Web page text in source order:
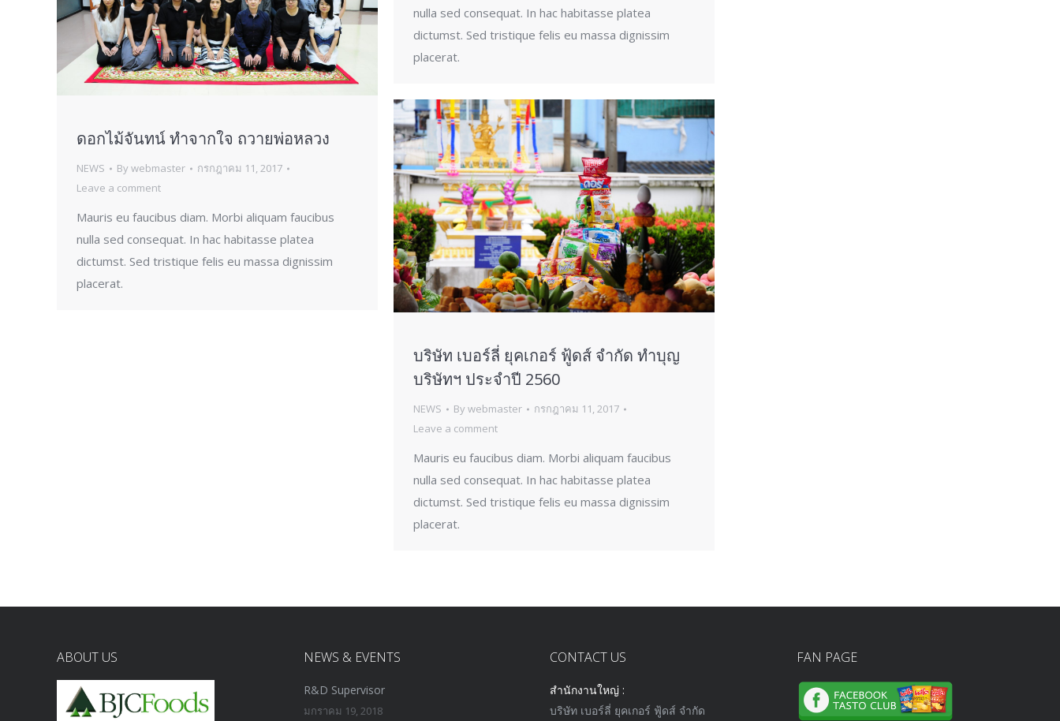
nulla sed consequat. In hac habitasse platea
dictumst. Sed tristique felis eu massa dignissim
placerat.
ดอกไม้จันทน์ ทำจากใจ ถวายพ่อหลวง
NEWS Bywebmaster
กรกฎาคม 11, 2017
Leave a comment
Mauris eu faucibus diam. Morbi aliquam faucibus
nulla sed consequat. In hac habitasse platea
dictumst. Sed tristique felis eu massa dignissim
placerat.
บริษัท เบอร์ลี่ ยุคเกอร์ ฟู้ดส์ จำกัด ทำบุญ
บริษัทฯ ประจำปี 2560
NEWS Bywebmaster
กรกฎาคม 11, 2017
Leave a comment
Mauris eu faucibus diam. Morbi aliquam faucibus
nulla sed consequat. In hac habitasse platea
dictumst. Sed tristique felis eu massa dignissim
placerat.
ABOUT US NEWS & EVENTS
R&D Supervisor
มกราคม 19, 2018
CONTACT US
สำนักงานใหญ่ :
บริษัท เบอร์ลี่ ยุคเกอร์ ฟู้ดส์ จำกัด
FAN PAGE